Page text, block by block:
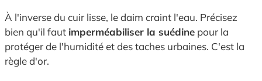
À l'inverse du cuir lisse, le daim craint l'eau. Précisez
bien qu'il faut imperméabiliser la suédine pour la
protéger de l'humidité et des taches urbaines. C'est la
règle d'or.